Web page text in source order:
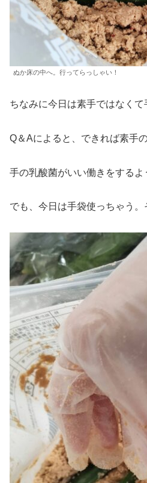
ぬか床の中へ。行ってらっしゃい！
ちなみに今日は素手ではなくて
Q＆Aによると、できれば素手
手の乳酸菌がいい働きをするよ
でも、今日は手袋使っちゃう。